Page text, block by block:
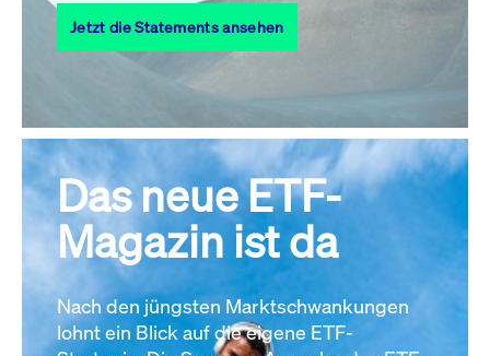
31
Alle Events
Jetzt die Statements ansehen
Das neue ETF-
Magazin ist da
Nach den jüngsten Marktschwankungen
lohnt ein Blick auf die eigene ETF-